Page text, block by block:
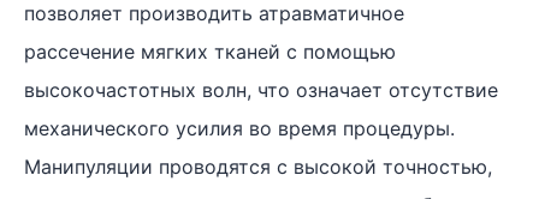
позволяет производить атравматичное
рассечение мягких тканей с помощью
высокочастотных волн, что означает отсутствие
механического усилия во время процедуры.
Манипуляции проводятся с высокой точностью,